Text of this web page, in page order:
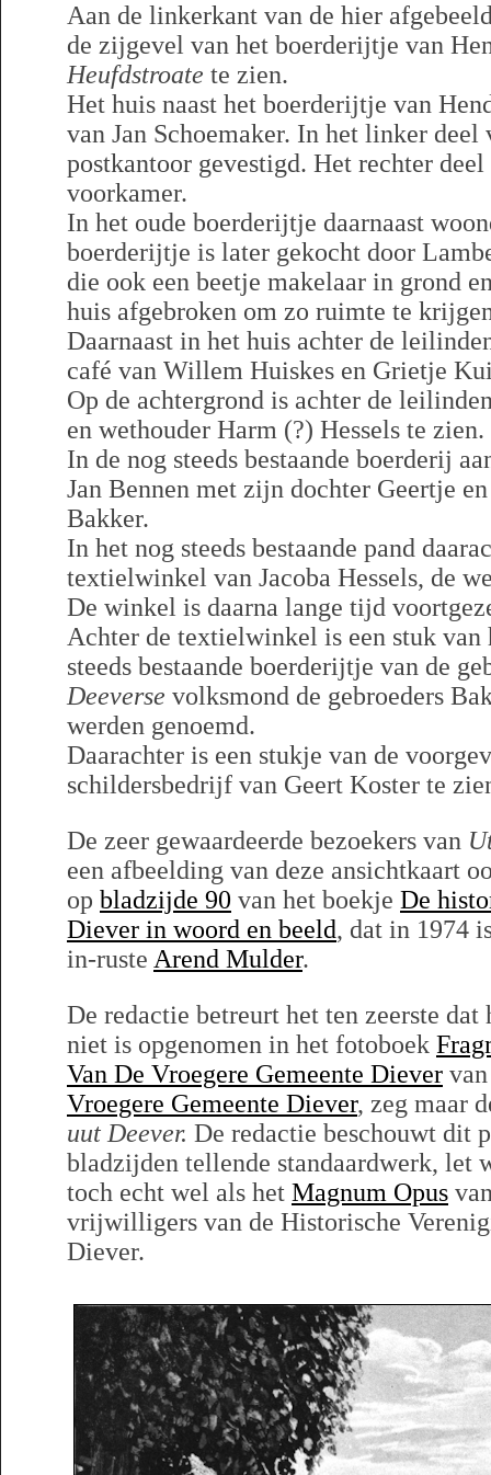
Aan de linkerkant van de hier
de zijgevel van het boerderijtje van
Heufdstroate te zien.
Het huis naast het boerderijtje van
van Jan Schoemaker. In het linker deel
postkantoor gevestigd. Het rechter
voorkamer.
In het oude boerderijtje daarnaast
boerderijtje is later gekocht door
die ook een beetje makelaar in grond
huis afgebroken om zo ruimte te
Daarnaast in het huis achter de
café van Willem Huiskes en Grietje
Op de achtergrond is achter de
en wethouder Harm (?) Hessels te zien.
In de nog steeds bestaande boerderij
Jan Bennen met zijn dochter Geertje
Bakker.
In het nog steeds bestaande pand
textielwinkel van Jacoba Hessels, de
De winkel is daarna lange tijd
Achter de textielwinkel is een stuk van
steeds bestaande boerderijtje van de
Deeverse volksmond de gebroeders
werden genoemd.
Daarachter is een stukje van de
schildersbedrijf van Geert Koster te
De zeer gewaardeerde bezoekers van
een afbeelding van deze ansichtkaart
op bladzijde 90 van het boekje De
Diever in woord en beeld, dat in 1974
in-ruste Arend Mulder.
De redactie betreurt het ten zeerste
niet is opgenomen in het fotoboek
Van De Vroegere Gemeente Diever
Vroegere Gemeente Diever, zeg maar
uut Deever. De redactie beschouwt dit
bladzijden tellende standaardwerk, let
toch echt wel als het Magnum Opus
vrijwilligers van de Historische
Diever.